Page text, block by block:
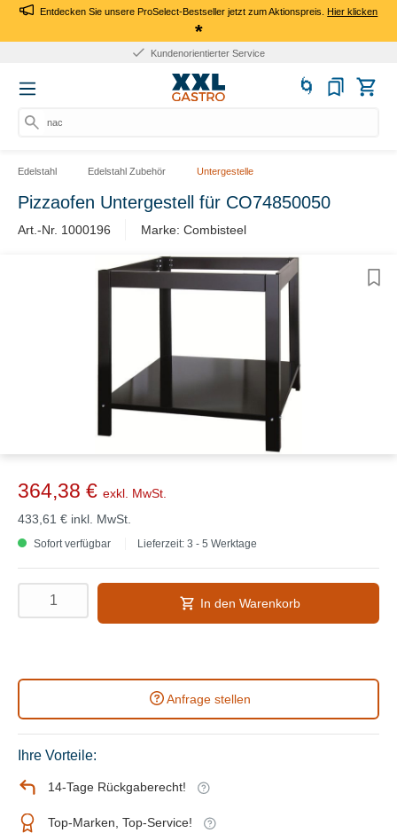
Entdecken Sie unsere ProSelect-Bestseller jetzt zum Aktionspreis.Hier klicken
*
Kundenorientierter Service
nach
Edelstahl Edelstahl Zubehör Untergestelle
Pizzaofen Untergestell für CO74850050
Art.-Nr. 1000196 Marke: Combisteel
364,38 € exkl. MwSt.
433,61 € inkl. MwSt.
Sofort verfügbar Lieferzeit: 3 - 5 Werktage
In den Warenkorb
Anfrage stellen
Ihre Vorteile:
14-Tage Rückgaberecht!
Top-Marken, Top-Service!